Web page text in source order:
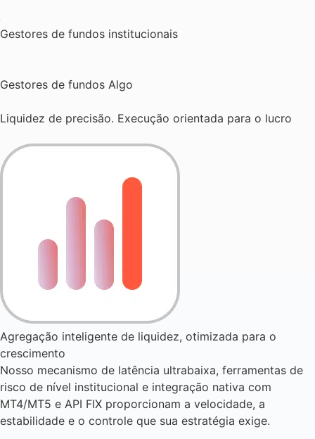
Gestores de fundos institucionais
Gestores de fundos Algo
Liquidez de precisão. Execução orientada para o lucro
Agregação inteligente de liquidez, otimizada para o
crescimento
Nosso mecanismo de latência ultrabaixa, ferramentas de
risco de nível institucional e integração nativa com
MT4/MT5 e API FIX proporcionam a velocidade, a
estabilidade e o controle que sua estratégia exige.